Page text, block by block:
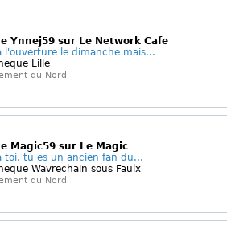
Ynnej59 sur Le Network Cafe
l'ouverture le dimanche mais...
Lille
du Nord
Magic59 sur Le Magic
toi, tu es un ancien fan du...
Wavrechain sous Faulx
du Nord